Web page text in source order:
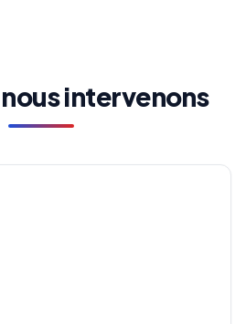
intervenons